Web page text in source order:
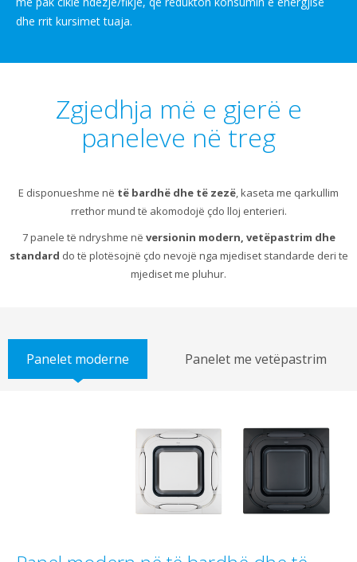
dhe rrit kursimet tuaja.
Zgjedhja më e gjerë e
paneleve në treg
E disponueshme në të bardhë dhe të zezë, kaseta me qarkullim
rrethor mund të akomodojë çdo lloj enterieri.
7 panele të ndryshme në versionin modern, vetëpastrim dhe
standard do të plotësojnë çdo nevojë nga mjediset standarde deri te
mjediset me pluhur.
Panelet moderne Panelet me vetëpastrim